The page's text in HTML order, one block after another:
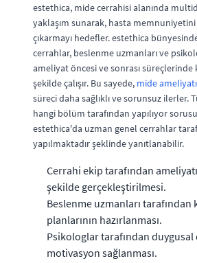
estethica, mide cerrahisi alanında
yaklaşım sunarak, hasta
çıkarmayı hedefler. estethica
cerrahlar, beslenme uzmanları ve
ameliyat öncesi ve sonrası
şekilde çalışır. Bu sayede, mide ameliyatı
süreci daha sağlıklı ve sorunsuz ilerler.
hangi bölüm tarafından yapılıyor
estethica'da uzman genel cerrahlar
yapılmaktadır şeklinde yanıtlanabilir.
Cerrahi ekip tarafından
şekilde gerçekleştirilmesi.
Beslenme uzmanları tarafından
planlarının hazırlanması.
Psikologlar tarafından duygusal
motivasyon sağlanması.